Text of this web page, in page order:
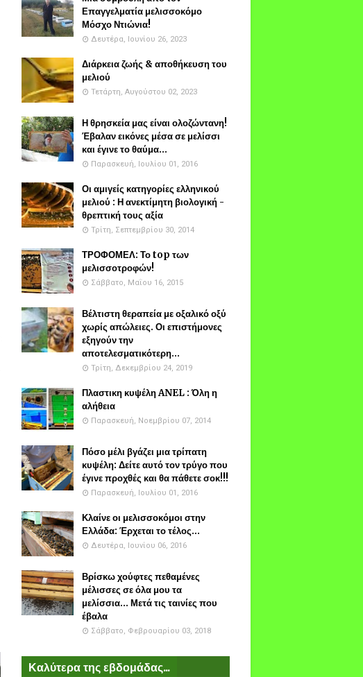
Επαγγελματία μελισσοκόμο
Μόσχο Ντιώνια!
Δευτέρα, Ιουνίου 26, 2023
Διάρκεια ζωής & αποθήκευση του
μελιού
Τετάρτη, Αυγούστου 02, 2023
Η θρησκεία μας είναι ολοζώντανη!
Έβαλαν εικόνες μέσα σε μελίσσι
και έγινε το θαύμα...
Παρασκευή, Ιουλίου 01, 2016
Οι αμιγείς κατηγορίες ελληνικού
μελιού : Η ανεκτίμητη βιολογική -
θρεπτική τους αξία
Τρίτη, Σεπτεμβρίου 30, 2014
ΤΡΟΦΟΜΕΛ: Το top των
μελισσοτροφών!
Σάββατο, Μαΐου 16, 2015
Βέλτιστη θεραπεία με οξαλικό οξύ
χωρίς απώλειες. Οι επιστήμονες
εξηγούν την
αποτελεσματικότερη...
Τρίτη, Δεκεμβρίου 24, 2019
Πλαστικη κυψέλη ANEL : Όλη η
αλήθεια
Παρασκευή, Νοεμβρίου 07, 2014
Πόσο μέλι βγάζει μια τρίπατη
κυψέλη: Δείτε αυτό τον τρύγο που
έγινε προχθές και θα πάθετε σοκ!!!
Παρασκευή, Ιουλίου 01, 2016
Κλαίνε οι μελισσοκόμοι στην
Ελλάδα: Έρχεται το τέλος...
Δευτέρα, Ιουνίου 06, 2016
Βρίσκω χούφτες πεθαμένες
μέλισσες σε όλα μου τα
μελίσσια... Μετά τις ταινίες που
έβαλα
Σάββατο, Φεβρουαρίου 03, 2018
Καλύτερα της εβδομάδας...